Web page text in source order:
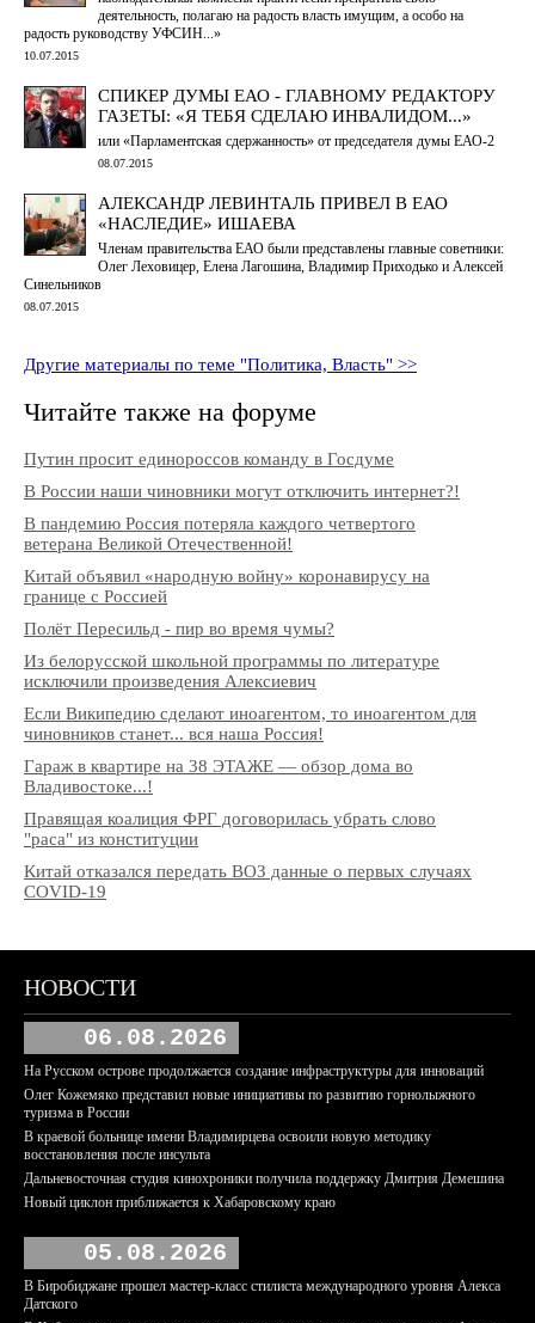
деятельность, полагаю на радость власть имущим, а особо на
радость руководству УФСИН...»
10.07.2015
СПИКЕР ДУМЫ ЕАО - ГЛАВНОМУ РЕДАКТОРУ
ГАЗЕТЫ: «Я ТЕБЯ СДЕЛАЮ ИНВАЛИДОМ...»
или «Парламентская сдержанность» от председателя думы ЕАО-2
08.07.2015
АЛЕКСАНДР ЛЕВИНТАЛЬ ПРИВЕЛ В ЕАО
«НАСЛЕДИЕ» ИШАЕВА
Членам правительства ЕАО были представлены главные советники:
Олег Леховицер, Елена Лагошина, Владимир Приходько и Алексей
Синельников
08.07.2015
Другие материалы по теме "Политика, Власть" >>
Читайте также на форуме
Путин просит единороссов команду в Госдуме
В России наши чиновники могут отключить интернет?!
В пандемию Россия потеряла каждого четвертого
ветерана Великой Отечественной!
Китай объявил «народную войну» коронавирусу на
границе с Россией
Полёт Пересильд - пир во время чумы?
Из белорусской школьной программы по литературе
исключили произведения Алексиевич
Если Википедию сделают иноагентом, то иноагентом для
чиновников станет... вся наша Россия!
Гараж в квартире на 38 ЭТАЖЕ — обзор дома во
Владивостоке...!
Правящая коалиция ФРГ договорилась убрать слово
"раса" из конституции
Китай отказался передать ВОЗ данные о первых случаях
COVID-19
НОВОСТИ
06.08.2026
На Русском острове продолжается создание инфраструктуры для инноваций
Олег Кожемяко представил новые инициативы по развитию горнолыжного
туризма в России
В краевой больнице имени Владимирцева освоили новую методику
восстановления после инсульта
Дальневосточная студия кинохроники получила поддержку Дмитрия Демешина
Новый циклон приближается к Хабаровскому краю
05.08.2026
В Биробиджане прошел мастер-класс стилиста международного уровня Алекса
Датского